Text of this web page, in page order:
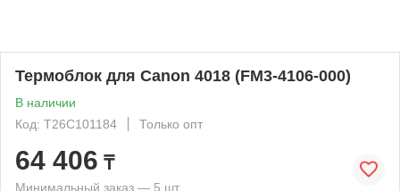
Термоблок для Canon 4018 (FM3-4106-000)
В наличии
Код: T26C101184
Только опт
64 406 ₸
Минимальный заказ — 5 шт.